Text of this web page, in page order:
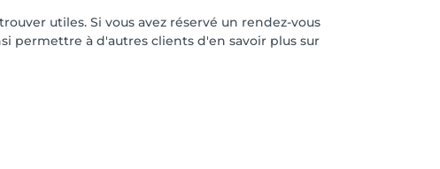
utiles. Si vous avez réservé un rendez-vous
permettre à d'autres clients d'en savoir plus sur